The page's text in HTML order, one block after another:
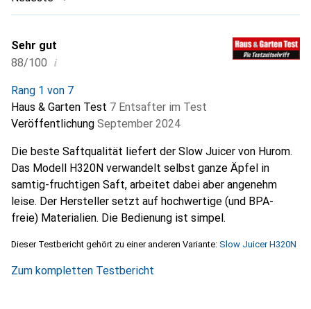
Sehr gut
88/100 i
Rang 1 von 7
Haus & Garten Test 7 Entsafter im Test
Veröffentlichung September 2024
Die beste Saftqualität liefert der Slow Juicer von Hurom.
Das Modell H320N verwandelt selbst ganze Äpfel in
samtig-fruchtigen Saft, arbeitet dabei aber angenehm
leise. Der Hersteller setzt auf hochwertige (und BPA-
freie) Materialien. Die Bedienung ist simpel.
Dieser Testbericht gehört zu einer anderen Variante: Slow Juicer H320N
Zum kompletten Testbericht